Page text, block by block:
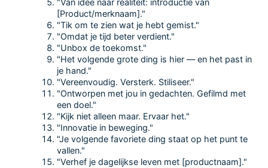
"Van idee naar realiteit: introductie van
[Product/merknaam]."
"Tik om te zien wat je hebt gemist."
"Omdat je tijd beter verdient."
"Unbox de toekomst."
"Het volgende grote ding is hier — en het past in
je hand."
"Vereenvoudig. Versterk. Stiliseer."
"Ontworpen met jou in gedachten. Gefilmd met
een doel."
"Kijk niet alleen maar. Ervaar het."
"Innovatie in beweging."
"Je volgende favoriete ding staat op het punt te
vallen."
"Verhef je dagelijkse leven met [productnaam]."